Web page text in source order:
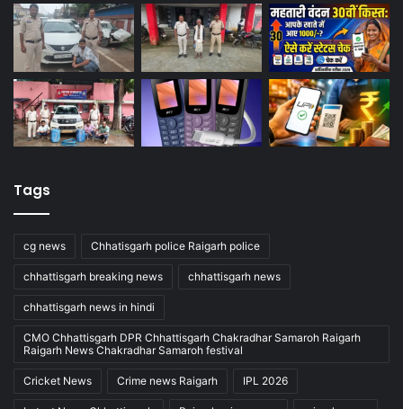
Tags
cg news Chhatisgarh police Raigarh police
chhattisgarh breaking news chhattisgarh news
chhattisgarh news in hindi
CMO Chhattisgarh DPR Chhattisgarh Chakradhar Samaroh Raigarh
Raigarh News Chakradhar Samaroh festival
Cricket News Crime news Raigarh IPL 2026